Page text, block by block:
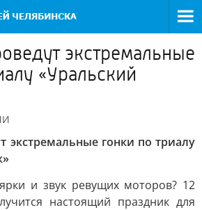
экстремальные
«Уральский
экстремальные гонки по триалу
и звук ревущих моторов? 12
настоящий праздник для